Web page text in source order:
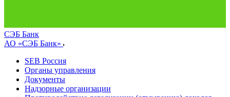
СЭБ Банк
АО «СЭБ Банк»
SEB Россия
Органы управления
Документы
Надзорные организации